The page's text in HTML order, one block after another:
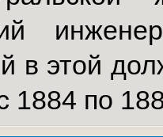
в этой
1884 по